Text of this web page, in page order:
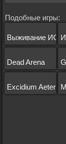
Подобные игры:
Выживание ИО
Dead Arena
Excidium Aeterna